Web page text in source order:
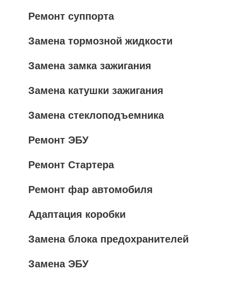
Ремонт суппорта
Замена тормозной жидкости
Замена замка зажигания
Замена катушки зажигания
Замена стеклоподъемника
Ремонт ЭБУ
Ремонт Стартера
Ремонт фар автомобиля
Адаптация коробки
Замена блока предохранителей
Замена ЭБУ